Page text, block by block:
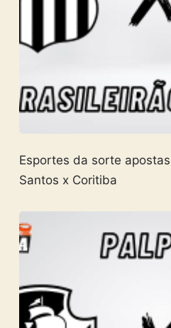
Esportes da sorte
Santos x Coritiba